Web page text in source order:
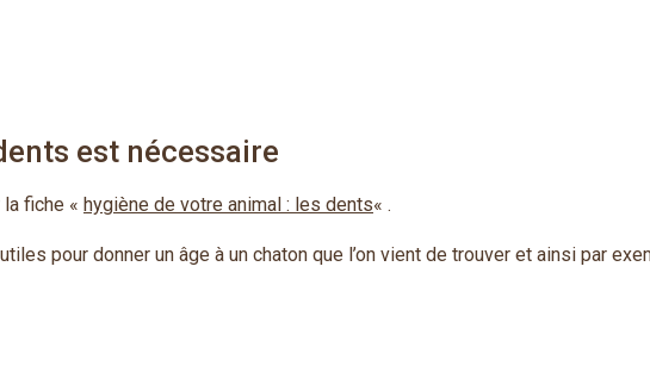
est nécessaire
fiche « hygiène de votre animal : les dents« .
pour donner un âge à un chaton que l’on vient de trouver et ainsi par